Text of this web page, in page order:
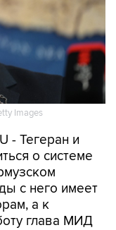
Images
- Тегеран и
о системе
с него имеет
а к
глава МИД